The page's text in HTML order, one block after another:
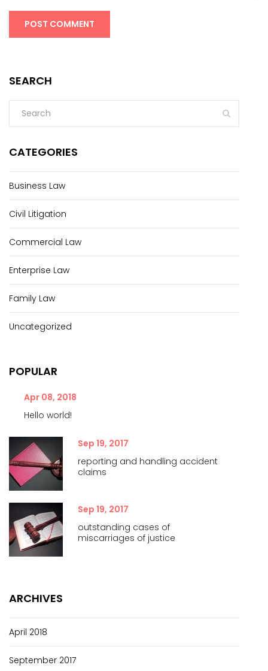
SEARCH
CATEGORIES
Business Law
Civil Litigation
Commercial Law
Enterprise Law
Family Law
Uncategorized
POPULAR
Apr 08, 2018
Hello world!
Sep 19, 2017
reporting and handling accident
claims
Sep 19, 2017
outstanding cases of
miscarriages of justice
ARCHIVES
April 2018
September 2017